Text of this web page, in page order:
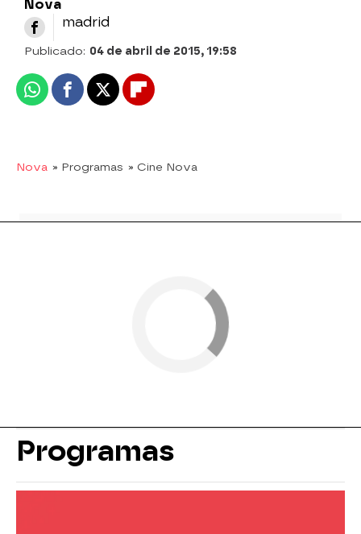
Nova
madrid
Publicado: 04 de abril de 2015, 19:58
WhatsappFacebook
X Flipboard
Nova » Programas » Cine Nova
Programas